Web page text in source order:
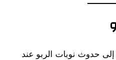
حدوث نوبات الربو عند